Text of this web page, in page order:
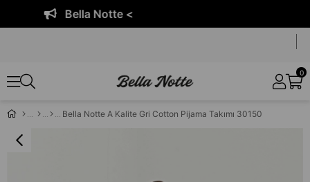
Bella Notte <
0
Bella Notte A Kalite Gri Cotton Pijama Takımı 30150